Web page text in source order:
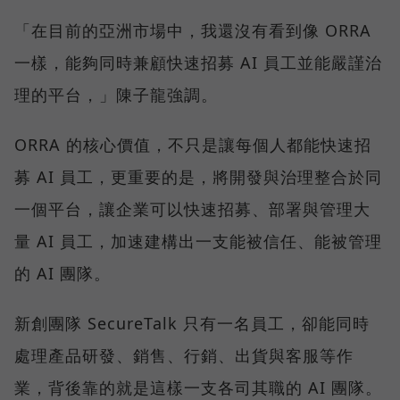
「在目前的亞洲市場中，我還沒有看到像 ORRA
一樣，能夠同時兼顧快速招募 AI 員工並能嚴謹治
理的平台，」陳子龍強調。
ORRA 的核心價值，不只是讓每個人都能快速招
募 AI 員工，更重要的是，將開發與治理整合於同
一個平台，讓企業可以快速招募、部署與管理大
量 AI 員工，加速建構出一支能被信任、能被管理
的 AI 團隊。
新創團隊 SecureTalk 只有一名員工，卻能同時
處理產品研發、銷售、行銷、出貨與客服等作
業，背後靠的就是這樣一支各司其職的 AI 團隊。